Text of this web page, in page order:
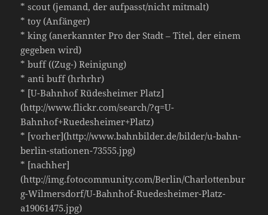
* scout (jemand, der aufpasst/nicht mitmalt)
* toy (Anfänger)
* king (anerkannter Pro der Stadt – Titel, der einem
gegeben wird)
* buff ((Zug-) Reinigung)
* anti buff (hrhrhr)
* [U-Bahnhof Rüdesheimer Platz]
(http://www.flickr.com/search/?q=U-
Bahnhof+Ruedesheimer+Platz)
* [vorher](http://www.bahnbilder.de/bilder/u-bahn-
berlin-stationen-73555.jpg)
* [nachher]
(http://img.fotocommunity.com/Berlin/Charlottenbur
g-Wilmersdorf/U-Bahnhof-Ruedesheimer-Platz-
a19061475.jpg)